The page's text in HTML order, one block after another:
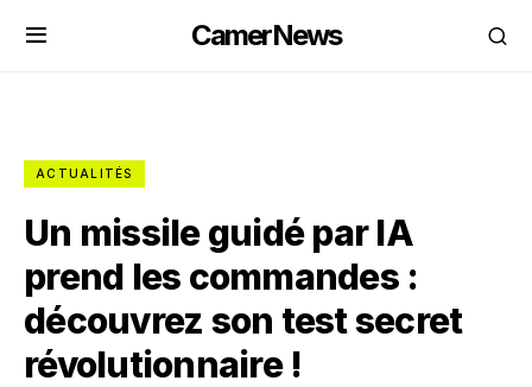
CamerNews
ACTUALITÉS
Un missile guidé par IA
prend les commandes :
découvrez son test secret
révolutionnaire !